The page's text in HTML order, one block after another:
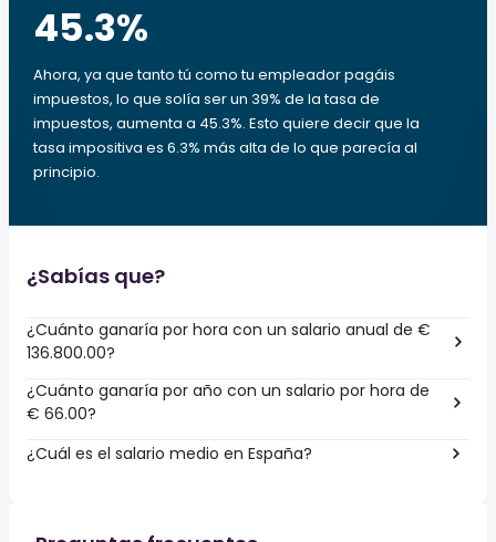
45.3%
Ahora, ya que tanto tú como tu empleador pagáis
impuestos, lo que solía ser un 39% de la tasa de
impuestos, aumenta a 45.3%. Esto quiere decir que la
tasa impositiva es 6.3% más alta de lo que parecía al
principio.
¿Sabías que?
¿Cuánto ganaría por hora con un salario anual de €
136.800.00?
¿Cuánto ganaría por año con un salario por hora de
€ 66.00?
¿Cuál es el salario medio en España?